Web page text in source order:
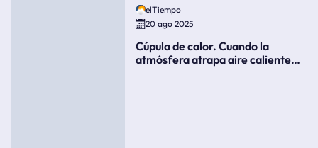
elTiempo
20 ago 2025
Cúpula de calor. Cuando la
atmósfera atrapa aire caliente